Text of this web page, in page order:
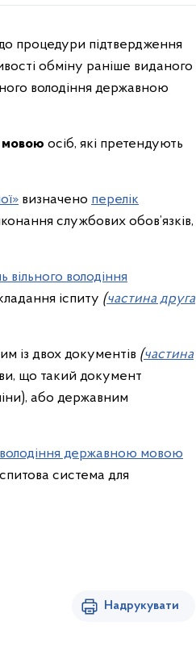
процедури підтвердження
обміну раніше виданого
володіння державною
мовою осіб, які претендують
визначено перелік
службових обов’язків,
вільного володіння
іспиту (частина друга
із двох документів (частина
що такий документ
або державним
володіння державною мовою
система для
Надрукувати